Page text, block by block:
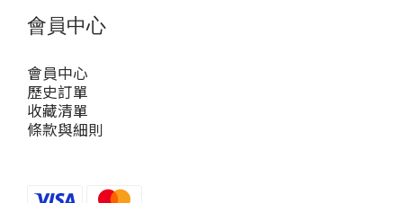
會員中心
會員中心
歷史訂單
收藏清單
條款與細則